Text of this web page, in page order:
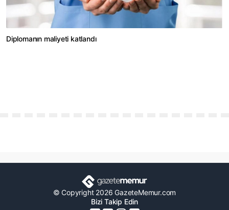
Diplomanın maliyeti katlandı
© Copyright 2026 GazeteMemur.com
Bizi Takip Edin